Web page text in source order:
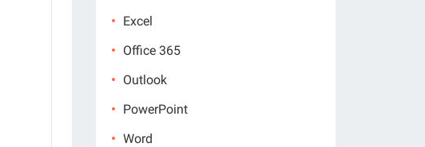
Excel
Office 365
Outlook
PowerPoint
Word